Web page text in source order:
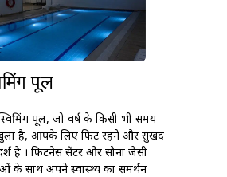
पूल
पूल, जो वर्ष के किसी भी समय
है, आपके लिए फिट रहने और सुखद
है । फिटनेस सेंटर और सौना जैसी
के साथ अपने स्वास्थ्य का समर्थन